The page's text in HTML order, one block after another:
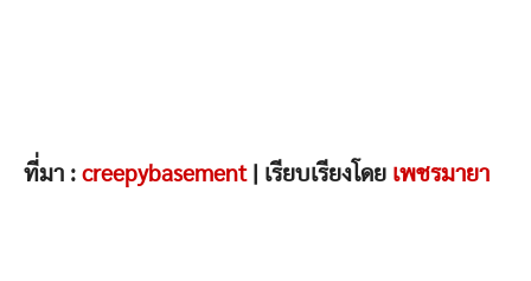
ที่มา : creepybasement| เรียบเรียงโดย เพชรมายา